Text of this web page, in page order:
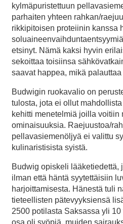
kylmäpuristettuun
parhaiten yhteen rahkan/
rikkipitoisen proteiinin kanssa
etsinyt. Nämä kaksi hyvin
sekoittaa toisiinsa
saavat happea, mikä
Budwigin ruokavalio on
tulosta, jota ei ollut
kehitti menetelmiä joilla voitiin
ominaisuuksia. Raejuustoa/
pellavasiemenöljyä ei valittu
kulinaristisista syistä.
Budwig opiskeli lääketiedettä,
ilman että häntä syytettäisiin
harjoittamisesta. Hänestä tuli
tieteellisten pätevyyksiensä
2500 potilasta Saksassa yli